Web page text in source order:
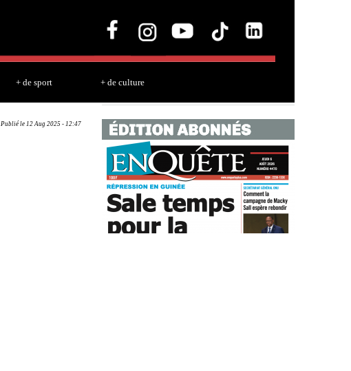
+ de sport + de culture
Publié le 12 Aug 2025 - 12:47